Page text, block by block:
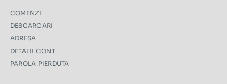
COMENZI
DESCARCARI
ADRESA
DETALII CONT
PAROLA PIERDUTA